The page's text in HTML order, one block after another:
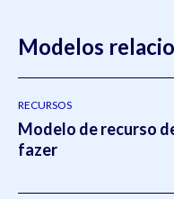
Modelos
RECURSOS
Modelo de recurso
fazer